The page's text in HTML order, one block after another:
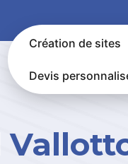
Création de sites
Devis